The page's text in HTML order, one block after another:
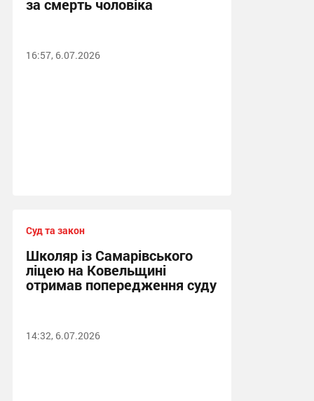
за смерть чоловіка
16:57, 6.07.2026
Суд та закон
Школяр із Самарівського
ліцею на Ковельщині
отримав попередження суду
14:32, 6.07.2026